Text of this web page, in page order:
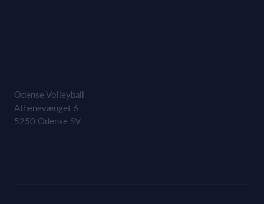
Odense Volleyball
Athenevænget 6
5250 Odense SV